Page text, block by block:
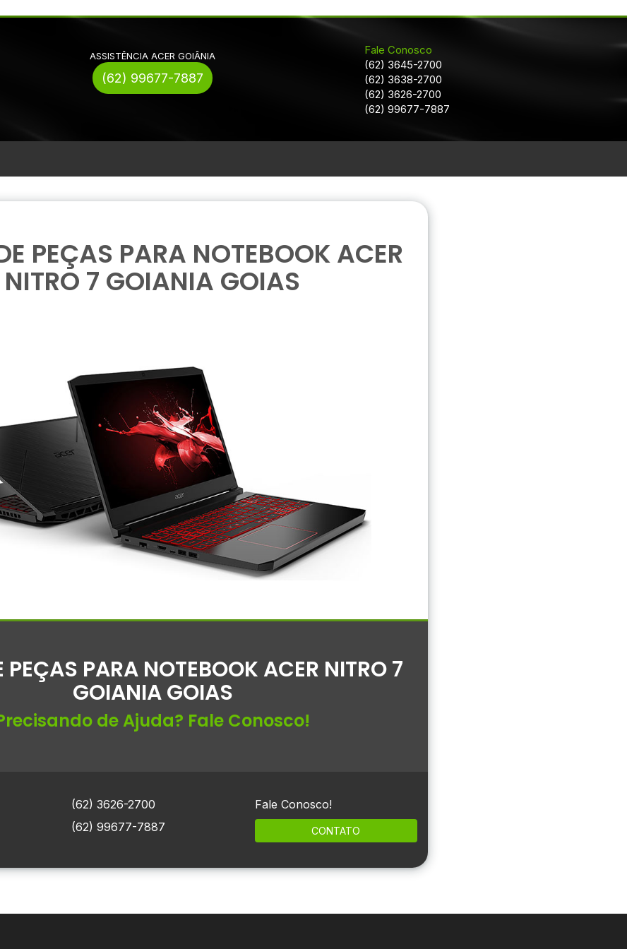
ASSISTÊNCIA ACER GOIÂNIA
(62) 99677-7887
Fale Conosco
(62) 3645-2700
(62) 3638-2700
(62) 3626-2700
(62) 99677-7887
PEÇAS PARA NOTEBOOK ACER
NITRO 7 GOIANIA GOIAS
PEÇAS PARA NOTEBOOK ACER NITRO 7
GOIANIA GOIAS
de Ajuda? Fale Conosco!
(62) 3626-2700
(62) 99677-7887
Fale Conosco!
CONTATO